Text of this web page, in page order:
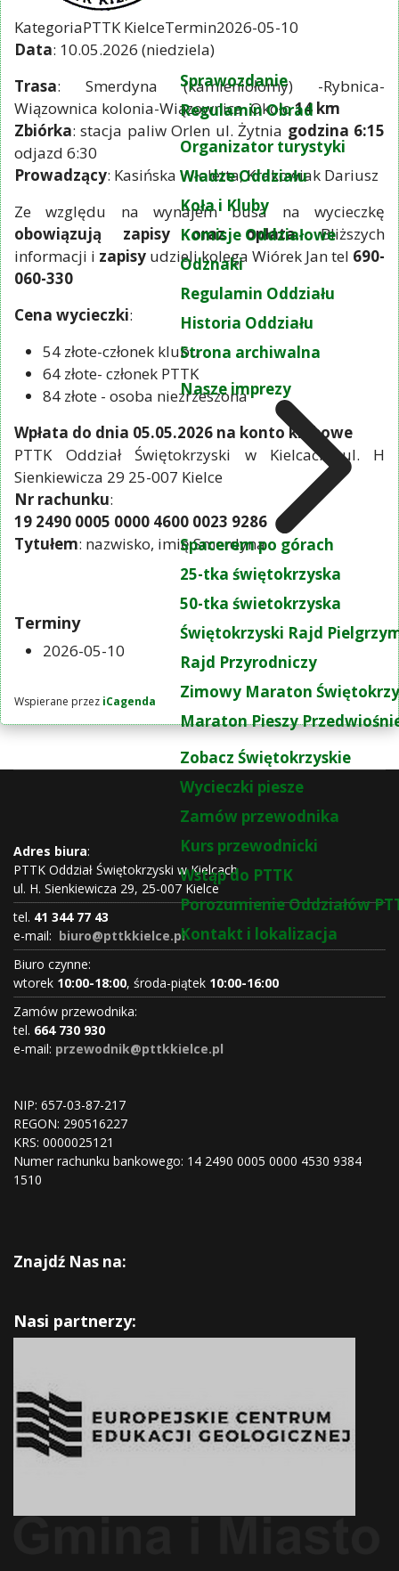
Sprawozdanie
Regulamin Obrad
Organizator turystyki
Władze Oddziału
Koła i Kluby
Komisje Oddziałowe
Odznaki
Regulamin Oddziału
Historia Oddziału
Strona archiwalna
Nasze imprezy
Spacerem po górach
25-tka świętokrzyska
50-tka świetokrzyska
Świętokrzyski Rajd
Rajd Przyrodniczy
Zimowy Maraton
Maraton Pieszy
Zobacz Świętokrzyskie
Wycieczki piesze
Zamów przewodnika
Kurs przewodnicki
Wstąp do PTTK
Porozumienie Oddziałów
Kontakt i lokalizacja
KategoriaPTTK KielceTermin2026-05-10
Data: 10.05.2026 (niedziela)
Trasa: Smerdyna (kamieniołomy) -Rybnica-
Wiązownica kolonia-Wiązownica. Około14 km
Zbiórka: stacja paliw Orlen ul. Żytnia godzina 6:15
odjazd 6:30
Prowadzący: Kasińska Wioletta, Krakowiak Dariusz
Ze względu na wynajem busa na wycieczkę
obowiązują zapisy oraz opłata. Bliższych
informacji i zapisy udzieli kolega Wiórek Jan tel 690-
060-330
Cena wycieczki:
54 złote-członek klubu
64 złote- członek PTTK
84 złote - osoba niezrzeszona
Wpłata do dnia 05.05.2026 na konto klubowe
PTTK Oddział Świętokrzyski w Kielcach ul. H
Sienkiewicza 29 25-007 Kielce
Nr rachunku:
19 2490 0005 0000 4600 0023 9286
Tytułem: nazwisko, imię Smerdyna
Terminy
2026-05-10
Wspierane przez iCagenda
Adres biura:
PTTK Oddział Świętokrzyski w Kielcach
ul. H. Sienkiewicza 29, 25-007 Kielce
tel. 41 344 77 43
e-mail: biuro@pttkkielce.pl
Biuro czynne:
wtorek 10:00-18:00, środa-piątek 10:00-16:00
Zamów przewodnika:
tel. 664 730 930
e-mail: przewodnik@pttkkielce.pl
NIP: 657-03-87-217
REGON: 290516227
KRS: 0000025121
Numer rachunku bankowego: 14 2490 0005 0000 4530 9384
1510
Znajdź Nas na:
Nasi partnerzy: